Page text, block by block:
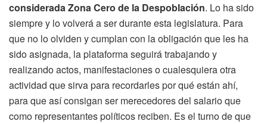
considerada Zona Cero de la Despoblación. Lo ha sido
siempre y lo volverá a ser durante esta legislatura. Para
que no lo olviden y cumplan con la obligación que les ha
sido asignada, la plataforma seguirá trabajando y
realizando actos, manifestaciones o cualesquiera otra
actividad que sirva para recordarles por qué están ahí,
para que así consigan ser merecedores del salario que
como representantes políticos reciben. Es el turno de que